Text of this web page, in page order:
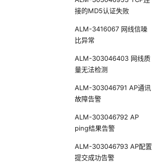
接的MD5认证失败
ALM-3416067 网线信噪
比异常
ALM-303046403 网线质
量无法检测
ALM-303046791 AP通讯
故障告警
ALM-303046792 AP
ping结果告警
ALM-303046793 AP配置
提交成功告警